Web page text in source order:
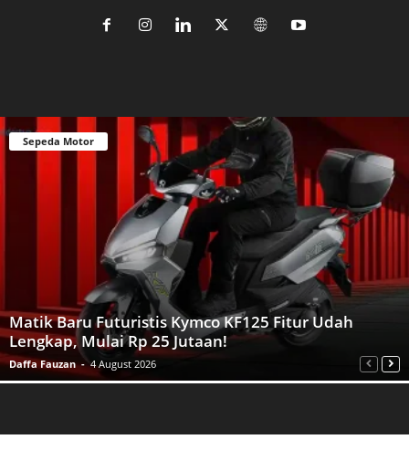
Sepeda Motor
Matik Baru Futuristis Kymco KF125 Fitur Udah
Lengkap, Mulai Rp 25 Jutaan!
Daffa Fauzan - 4 August 2026